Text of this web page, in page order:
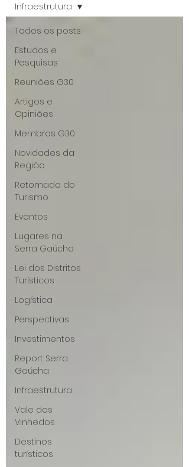
Todos os posts
Estudos e
Pesquisas
Reuniões G30
Artigos e
Opiniões
Membros G30
Novidades da
Região
Retomada do
Turismo
Eventos
Lugares na
Serra Gaúcha
Lei dos Distritos
Turísticos
Logística
Perspectivas
Investimentos
Report Serra
Gaúcha
Infraestrutura
Vale dos
Vinhedos
Destinos
turísticos
Infraestrutura